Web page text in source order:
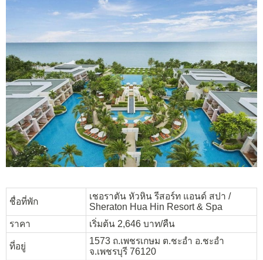
ชื่อที่พัก
เชอราตัน หัวหิน รีสอร์ท แอนด์ สปา /
Sheraton Hua Hin Resort & Spa
ราคา
เริ่มต้น 2,646 บาท/คืน
ที่อยู่
1573 ถ.เพชรเกษม ต.ชะอำ อ.ชะอำ
จ.เพชรบุรี 76120